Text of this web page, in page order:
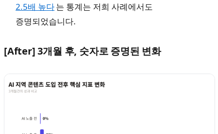
2.5배 높다는 통계는 저희 사례에서도
증명되었습니다.
[After] 3개월 후, 숫자로 증명된 변화